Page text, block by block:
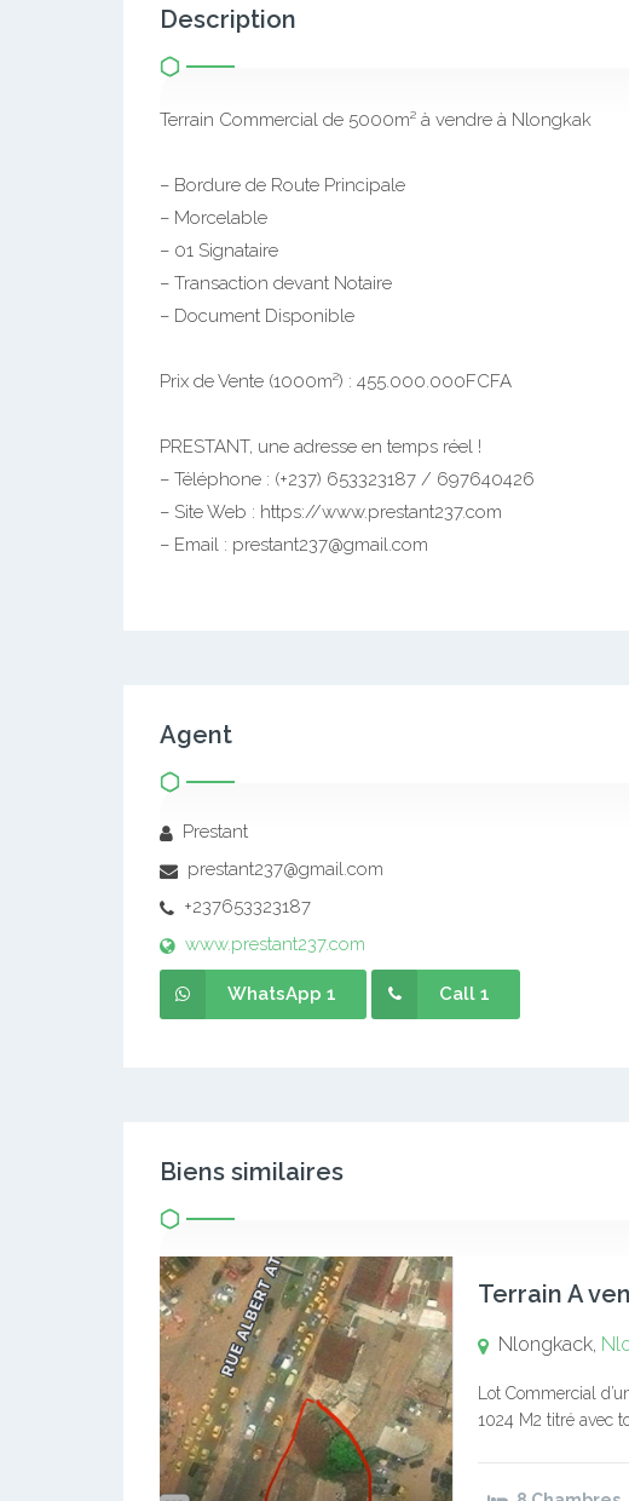
Description
Terrain Commercial de 5000m² à vendre à Nlongkak
– Bordure de Route Principale
– Morcelable
– 01 Signataire
– Transaction devant Notaire
– Document Disponible
Prix de Vente (1000m²) : 455.000.000FCFA
PRESTANT, une adresse en temps réel !
– Téléphone : (+237) 653323187 / 697640426
– Site Web : https://www.prestant237.com
– Email : prestant237@gmail.com
Agent
Prestant
prestant237@gmail.com
+237653323187
www.prestant237.com
WhatsApp 1 Call 1
Biens similaires
Terrain A
Nlongkack,
Lot Commercial
1024 M2 titré avec